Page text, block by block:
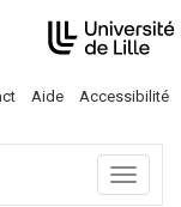
Aide Accessibilité
Menu